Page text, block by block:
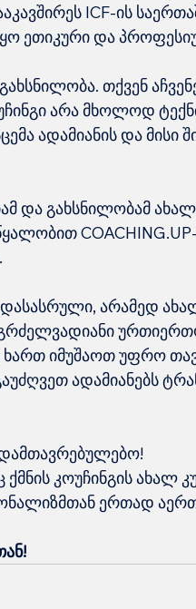
ICF-ის
ეთიკური და
გახსნილობა. თქვენ
არა მხოლოდ
ადამიანის და მისი
და გახსნილობამ
არამედ
ხართ იმუშაოთ უფრო
ადამიანებს
ქმნის კოუჩინგის
ერთად